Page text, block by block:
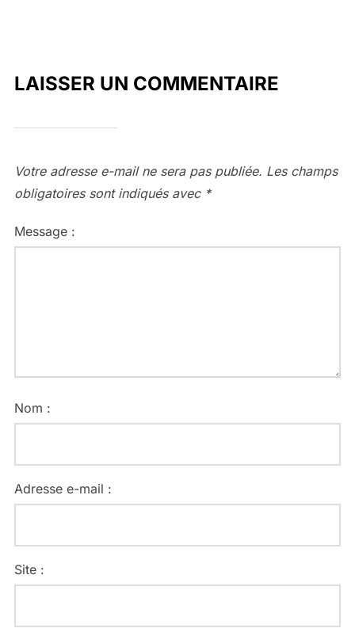
LAISSER UN COMMENTAIRE
Votre adresse e-mail ne sera pas publiée. Les champs
obligatoires sont indiqués avec *
Message :
Nom :
Adresse e-mail :
Site :